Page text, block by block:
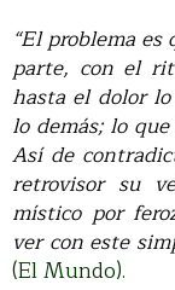
“El problema
parte, con el
hasta el dolor
lo demás; lo
Así de
retrovisor su
místico por
ver con este
(El Mundo).